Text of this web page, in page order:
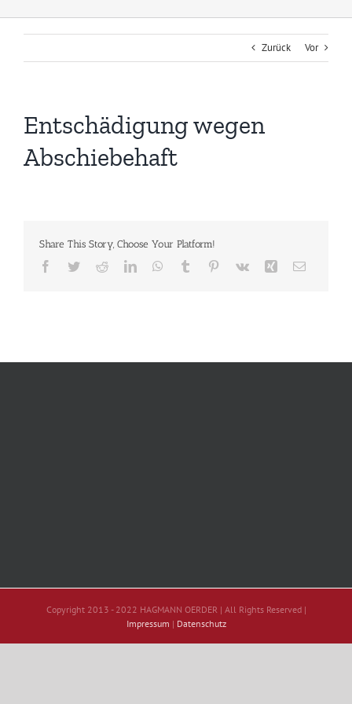
Zurück Vor
Entschädigung wegen
Abschiebehaft
Share This Story, Choose Your Platform!
Facebook
TwitterRedditLinkedInWhatsApp
Tumblr Pinterest
Vk Xing E-
Copyright 2013 - 2022 HAGMANN OERDER | All Rights Reserved |
Impressum | Datenschutz